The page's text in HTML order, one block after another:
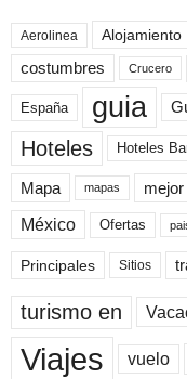
Aerolinea Alojamiento
costumbres Crucero
España guia
Hoteles Hoteles
Mapa mapas mejor
México Ofertas
Principales Sitios
turismo en
Viajes vuelo